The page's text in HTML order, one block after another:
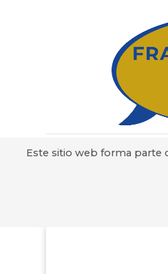
Este sitio web forma parte